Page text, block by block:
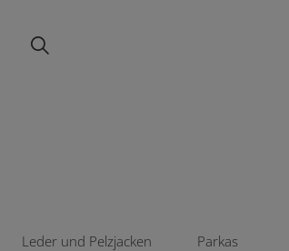
Leder und Pelzjacken Parkas